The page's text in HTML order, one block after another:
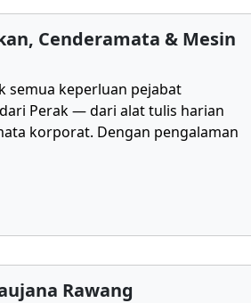
Cenderamata & Mesin
semua keperluan pejabat
Perak — dari alat tulis harian
korporat. Dengan pengalaman
Rawang